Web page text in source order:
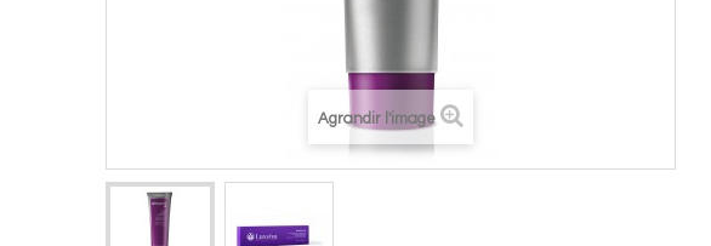
Agrandir l'image